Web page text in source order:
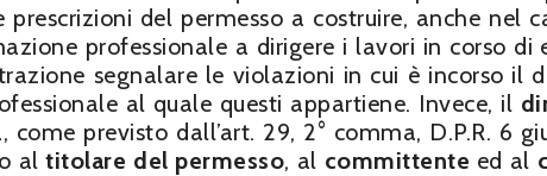
del permesso a costruire, anche nel
professionale a dirigere i lavori in corso di
segnalare le violazioni in cui è incorso il
al quale questi appartiene. Invece, il
come previsto dall’art. 29, 2° comma, D.P.R. 6
altitolare del permesso, al committente ed al